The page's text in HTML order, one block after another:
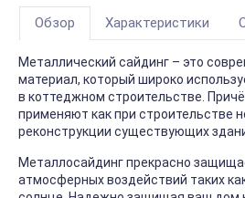
Обзор Характеристики
Металлический сайдинг – это
материал, который широко
в коттеджном строительстве.
применяют как при строительстве
реконструкции существующих
Металлосайдинг прекрасно
атмосферных воздействий таких